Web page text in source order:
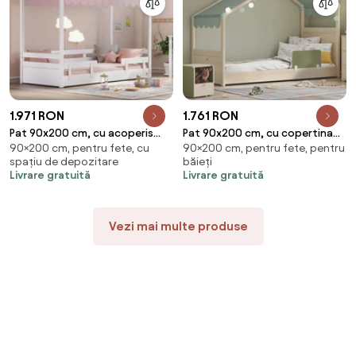
1.971 RON
Pat 90x200 cm, cu acoperis
roz, pentru camera copil,
Colectia Montes White
90×200 cm, pentru fete, cu
spațiu de depozitare
Livrare gratuită
1.761 RON
Pat 90x200 cm, cu copertina
verde, pentru camera copil,
Colectia Montes Natural
90×200 cm, pentru fete, pentru
băieți
Livrare gratuită
Vezi mai multe produse